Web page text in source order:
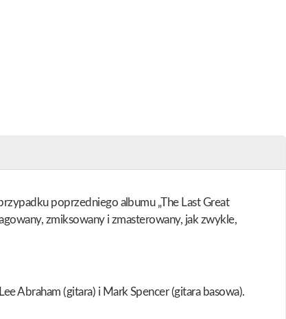
poprzedniego albumu „The Last Great
zmiksowany i zmasterowany, jak zwykle,
Abraham (gitara) i Mark Spencer (gitara basowa).